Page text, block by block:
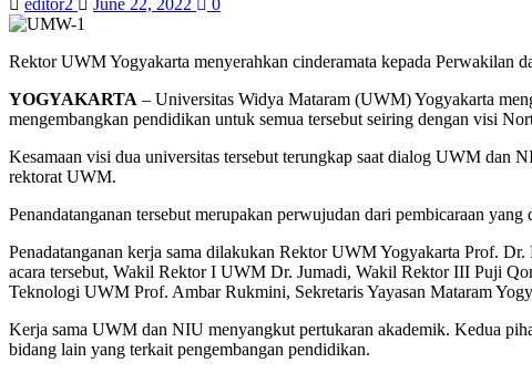
Rektor UWM Yogyakarta menyerahkan cinderamata kepada Perwakilan
YOGYAKARTA – Universitas Widya Mataram (UWM) Yogyakarta
mengembangkan pendidikan untuk semua tersebut seiring dengan visi
Kesamaan visi dua universitas tersebut terungkap saat dialog UWM dan
rektorat UWM.
Penandatanganan tersebut merupakan perwujudan dari pembicaraan
Penadatanganan kerja sama dilakukan Rektor UWM Yogyakarta Prof.
acara tersebut, Wakil Rektor I UWM Dr. Jumadi, Wakil Rektor III Puji
Teknologi UWM Prof. Ambar Rukmini, Sekretaris Yayasan Mataram
Kerja sama UWM dan NIU menyangkut pertukaran akademik. Kedua
bidang lain yang terkait pengembangan pendidikan.